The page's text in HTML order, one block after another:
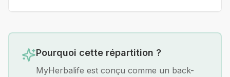
Pourquoi cette répartition ?
MyHerbalife est conçu comme un back-